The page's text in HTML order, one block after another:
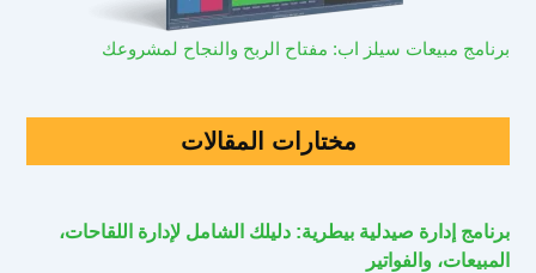
برنامج مبيعات سيلز اب: مفتاح الربح والنجاح لمشروعك
مختارات المقالات
برنامج إدارة صيدلية بيطرية: دليلك الشامل لإدارة اللقاحات،
المبيعات، والفواتير